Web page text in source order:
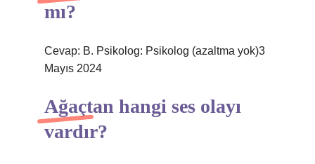
mı?
Cevap: B. Psikolog: Psikolog (azaltma yok)3
Mayıs 2024
Ağaçtan hangi ses olayı
vardır?